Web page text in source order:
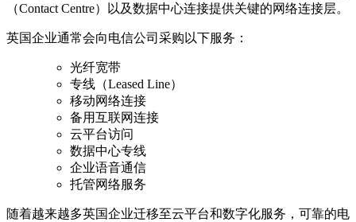
（Contact Centre）以及数据中心连接提供关键的网络连接层。
英国企业通常会向电信公司采购以下服务：
光纤宽带
专线（Leased Line）
移动网络连接
备用互联网连接
云平台访问
数据中心专线
企业语音通信
托管网络服务
随着越来越多英国企业迁移至云平台和数字化服务，可靠的电